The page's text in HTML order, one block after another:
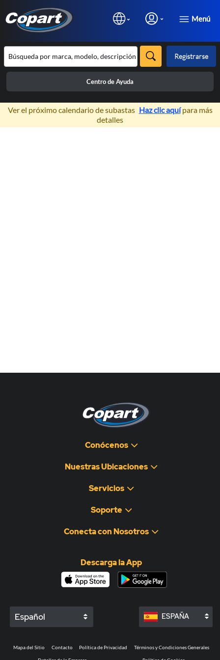
Menú
Registrarse
Centro de Ayuda
×
Ver el próximo calendario de subastas Haz clic aquípara más
detalles
Conócenos
Nuestras Ubicaciones
Servicios
Soporte
Conecta con Nosotros
Descarga la App
Español ESPAÑA
Mapa del Sitio Contacto Política de Privacidad Términos y Condiciones Generales